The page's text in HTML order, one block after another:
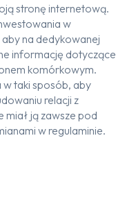
stronę internetową.
w
na dedykowanej
informację dotyczące
komórkowym.
taki sposób, aby
relacji z
ją zawsze pod
w regulaminie.